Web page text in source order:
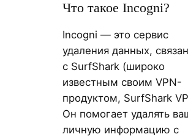
Что такое Incogni?
Incogni — это сервис
удаления данных,
с SurfShark (широко
известным своим VPN-
продуктом, SurfShark
Он помогает удалять
личную информацию с